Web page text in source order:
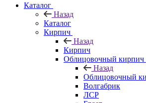
Каталог
Назад
Каталог
Кирпич
Назад
Кирпич
Облицовочный кирпич
Назад
Облицовочный
Волгабрик
ЛСР